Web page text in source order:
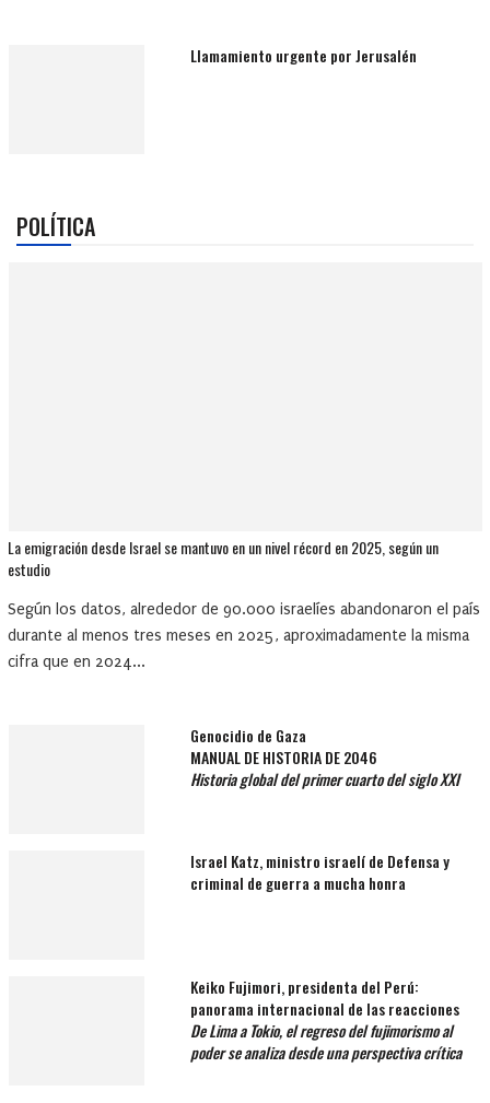
Llamamiento urgente por Jerusalén
POLÍTICA
La emigración desde Israel se mantuvo en un nivel récord en 2025, según un
estudio
Según los datos, alrededor de 90.000 israelíes abandonaron el país
durante al menos tres meses en 2025, aproximadamente la misma
cifra que en 2024...
Genocidio de Gaza
MANUAL DE HISTORIA DE 2046
Historia global del primer cuarto del siglo XXI
Israel Katz, ministro israelí de Defensa y
criminal de guerra a mucha honra
Keiko Fujimori, presidenta del Perú:
panorama internacional de las reacciones
De Lima a Tokio, el regreso del fujimorismo al
poder se analiza desde una perspectiva crítica